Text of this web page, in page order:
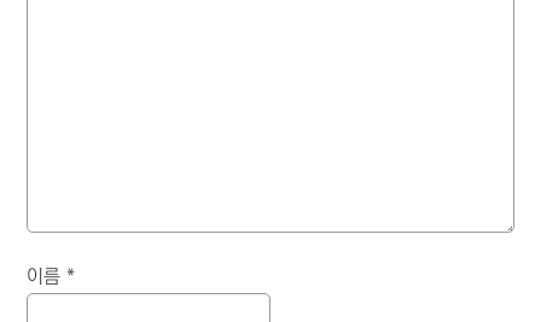
이름*